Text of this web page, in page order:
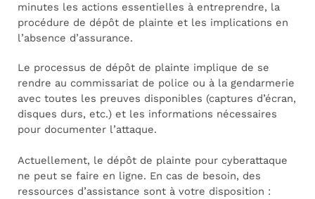
minutes les actions essentielles à entreprendre, la
procédure de dépôt de plainte et les implications en
l’absence d’assurance.
Le processus de dépôt de plainte implique de se
rendre au commissariat de police ou à la gendarmerie
avec toutes les preuves disponibles (captures d’écran,
disques durs, etc.) et les informations nécessaires
pour documenter l’attaque.
Actuellement, le dépôt de plainte pour cyberattaque
ne peut se faire en ligne. En cas de besoin, des
ressources d’assistance sont à votre disposition :